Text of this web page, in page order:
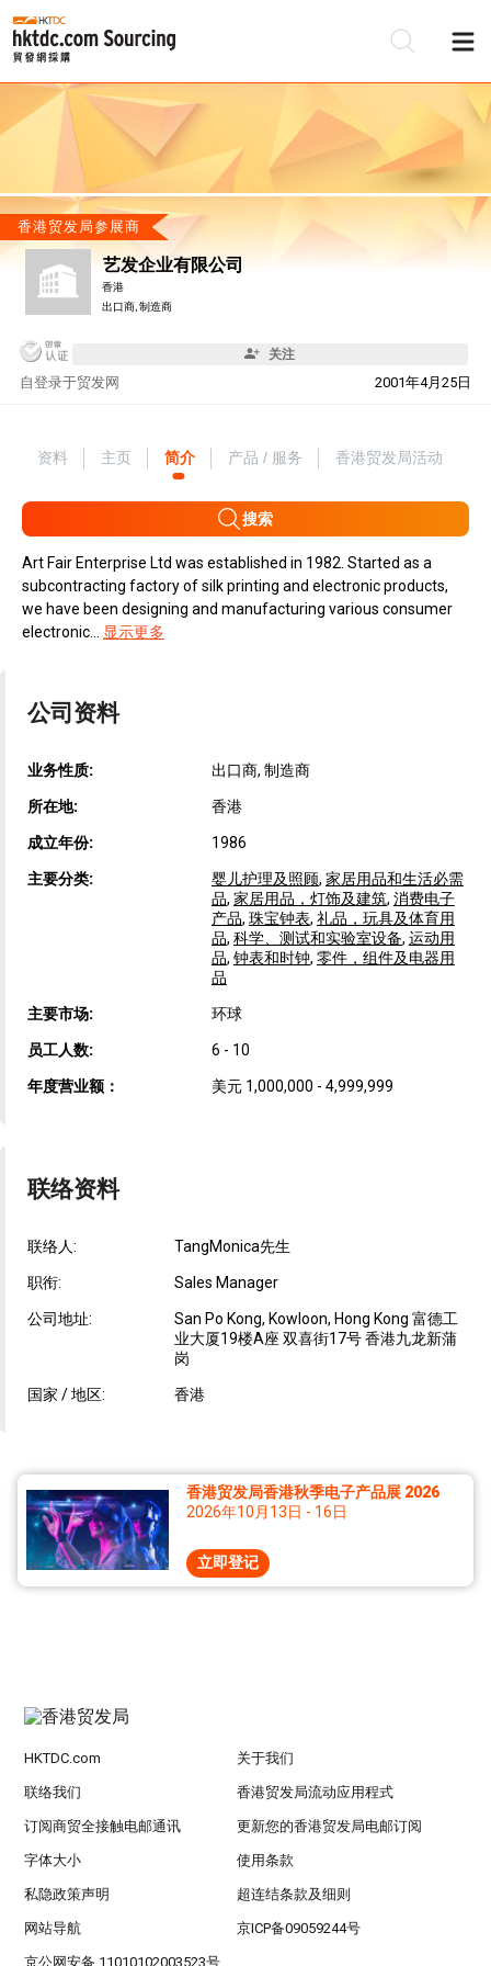
香港贸发局参展商
艺发企业有限公司
香港
出口商, 制造商
关注
自 2001年4月25日
登录于贸发网
资料 主页 简介 产品 / 服务 香港贸发局活动
搜索
Art Fair Enterprise Ltd was established in 1982. Started as a
subcontracting factory of silk printing and electronic products,
we have been designing and manufacturing various consumer
electronic...
显示更多
公司资料
业务性质: 出口商, 制造商
所在地: 香港
成立年份: 1986
主要分类: 婴儿护理及照顾, 家居用品和生活必需
品, 家居用品，灯饰及建筑, 消费电子
产品, 珠宝钟表, 礼品，玩具及体育用
品, 科学、测试和实验室设备, 运动用
品, 钟表和时钟, 零件，组件及电器用
品
主要市场: 环球
员工人数: 6 - 10
年度营业额： 美元 1,000,000 - 4,999,999
联络资料
联络人: TangMonica先生
职衔: Sales Manager
公司地址:
San Po Kong, Kowloon, Hong Kong 富德工
业大厦19楼A座 双喜街17号 香港九龙新蒲
岗
国家 / 地区: 香港
香港贸发局香港秋季电子产品展 2026
2026年10月13日 - 16日
立即登记
HKTDC.com 关于我们
联络我们 香港贸发局流动应用程式
订阅商贸全接触电邮通讯 更新您的香港贸发局电邮订阅
字体大小 使用条款
私隐政策声明 超连结条款及细则
网站导航 京ICP备09059244号
京公网安备 11010102003523号